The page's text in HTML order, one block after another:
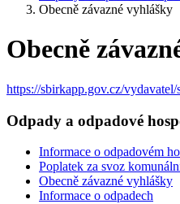
Obecně závazné vyhlášky
Obecně
https://sbirkapp.gov.cz/vydavatel/
Odpady a odpadové
Informace o odpadovém
Poplatek za svoz
Obecně závazné vyhlášky
Informace o odpadech